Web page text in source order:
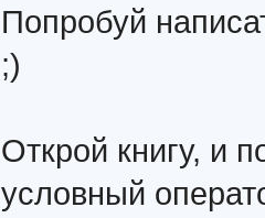
Попробуй
;)
Открой книгу, и
условный